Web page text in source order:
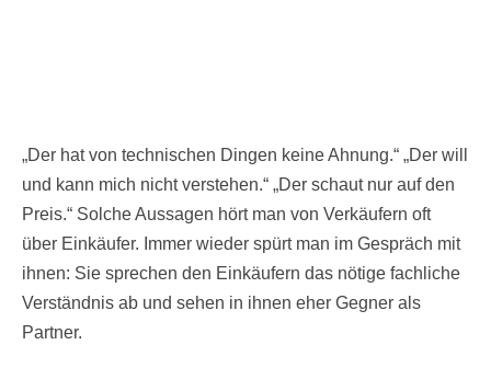
„Der hat von technischen Dingen keine Ahnung.“ „Der will
und kann mich nicht verstehen.“ „Der schaut nur auf den
Preis.“ Solche Aussagen hört man von Verkäufern oft
über Einkäufer. Immer wieder spürt man im Gespräch mit
ihnen: Sie sprechen den Einkäufern das nötige fachliche
Verständnis ab und sehen in ihnen eher Gegner als
Partner.